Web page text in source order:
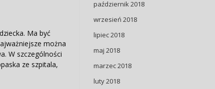
Ma być
można
W szczególności
ze szpitala,
październik 2018
wrzesień 2018
lipiec 2018
maj 2018
marzec 2018
luty 2018